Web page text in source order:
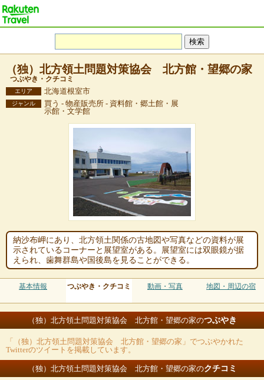
（独）北方領土問題対策協会 北方館・望郷の家
つぶやき・クチコミ
エリア 北海道根室市
ジャンル
買う - 物産販売所 - 資料館・郷土館・展
示館・文学館
納沙布岬にあり、北方領土関係の古地図や写真などの資料が展
示されているコーナーと展望室がある。展望室には双眼鏡が据
えられ、歯舞群島や国後島を見ることができる。
基本情報 つぶやき・クチコミ 動画・写真 地図・周辺の宿
（独）北方領土問題対策協会 北方館・望郷の家のつぶやき
「（独）北方領土問題対策協会 北方館・望郷の家」でつぶやかれた
Twitterのツイートを掲載しています。
（独）北方領土問題対策協会 北方館・望郷の家のクチコミ